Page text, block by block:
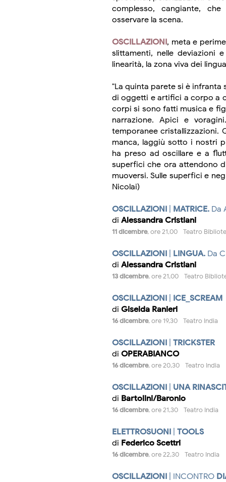
complesso, cangiante,
osservare la scena.
OSCILLAZIONI, meta e
slittamenti, nelle deviazioni
linearità, la zona viva dei
"La quinta parete si è
di oggetti e artifici a corpo a
corpi si sono fatti musica e
narrazione. Apici e
temporanee cristallizzazioni.
manca, laggiù sotto i nostri
ha preso ad oscillare e a
superfici che ora attendono
muoversi. Sulle superfici e
Nicolai)
OSCILLAZIONI MATRICE. Da
di Alessandra Cristiani
11 dicembre, ore 21,00 - Teatro
OSCILLAZIONI LINGUA. Da
di Alessandra Cristiani
13 dicembre, ore 21,00 - Teatro
OSCILLAZIONI
ICE_SCREAM
di Giselda Ranieri
16 dicembre, ore 19,30 - Teatro India
OSCILLAZIONI TRICKSTER
di OPERABIANCO
16 dicembre, ore 20,30 - Teatro India
OSCILLAZIONI
UNA
di Bartolini/Baronio
16 dicembre, ore 21,30 - Teatro India
ELETTROSUONI TOOLS
di Federico Scettri
16 dicembre, ore 22,30 - Teatro India
OSCILLAZIONI | INCONTRO